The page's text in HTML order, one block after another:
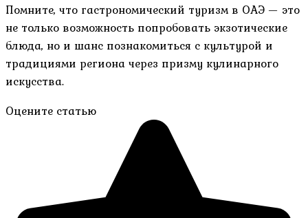
Помните, что гастрономический туризм в ОАЭ — это
не только возможность попробовать экзотические
блюда, но и шанс познакомиться с культурой и
традициями региона через призму кулинарного
искусства.
Оцените статью